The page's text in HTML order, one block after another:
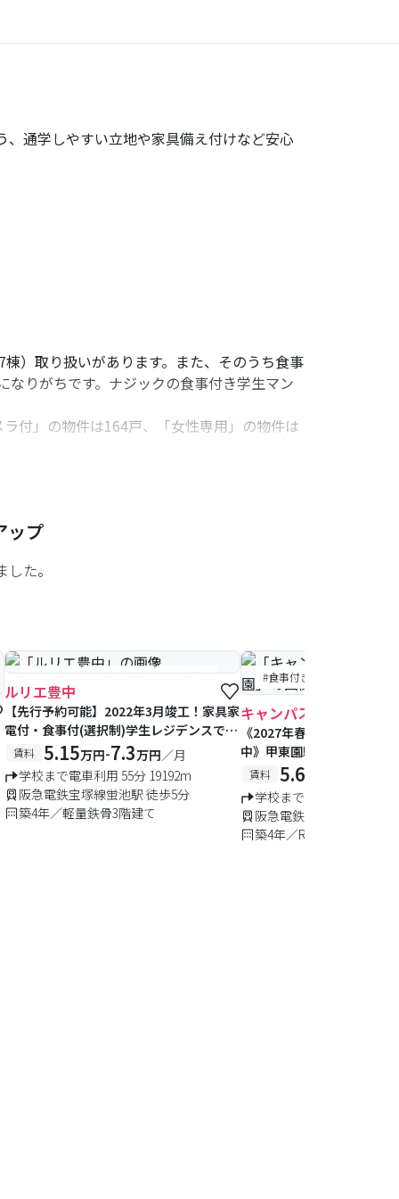
通学しやすい立地や家具備え付けなど安心
。）
）取り扱いがあります。また、そのうち食事
りがちです。ナジックの食事付き学生マン
付」の物件は164戸、「女性専用」の物件は
ップ
た。
#食事付き #予約受付中 #空室待ち
ルリエ豊中
【先行予約可能】2022年3月竣工！家具家
電付・食事付(選択制)学生レジデンスです
♪賃料 5.15万円-7.3万円／月
学校まで電車利用 55分 19192m
阪急電鉄宝塚線蛍池駅 徒歩5分
築4年／軽量鉄骨3階建て
#食事付き
キャンパスヴィレッジ
《2027年春入居向け無料
中》甲東園駅 徒歩2分、食
付、インターネット無料、
応。
賃料 5.6
学校まで電車利用 60分
阪急電鉄今津線甲東園駅
築4年／RC7階建て